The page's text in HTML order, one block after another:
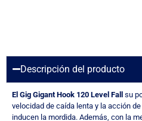
Descripción del producto
El Gig Gigant Hook 120 Level Fall su
velocidad de caída lenta y la acción
inducen la mordida. Además, con la